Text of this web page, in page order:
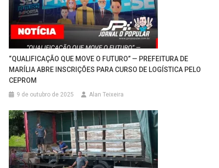
“QUALIFICAÇÃO QUE MOVE O FUTURO” — PREFEITURA DE
MARÍLIA ABRE INSCRIÇÕES PARA CURSO DE LOGÍSTICA PELO
CEPROM
9 de outubro de 2025 Alan Teixeira